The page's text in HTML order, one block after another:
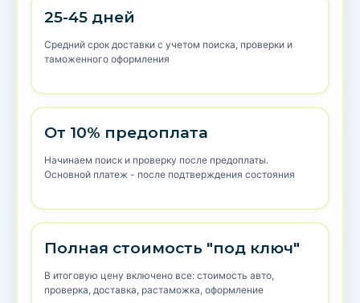
25-45 дней
Средний срок доставки с учетом поиска, проверки и
таможенного оформления
От 10% предоплата
Начинаем поиск и проверку после предоплаты.
Основной платеж - после подтверждения состояния
Полная стоимость "под ключ"
В итоговую цену включено все: стоимость авто,
проверка, доставка, растаможка, оформление